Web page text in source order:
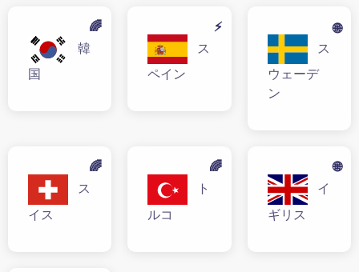
韓
国
🌈
ス
ペイン
⚡
ス
ウェーデ
ン
🌐
ス
イス
🌈
ト
ルコ
🌈
イ
ギリス
🌐